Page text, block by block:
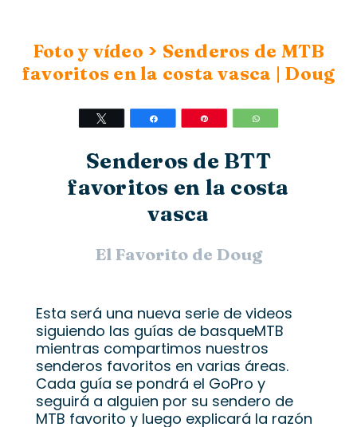
Foto y vídeo > Senderos de MTB
favoritos en la costa vasca | Doug
Compartir
Senderos de BTT
favoritos en la costa
vasca
El Favorito de Doug
Esta será una nueva serie de videos
siguiendo las guías de basqueMTB
mientras compartimos nuestros
senderos favoritos en varias áreas.
Cada guía se pondrá el GoPro y
seguirá a alguien por su sendero de
MTB favorito y luego explicará la razón